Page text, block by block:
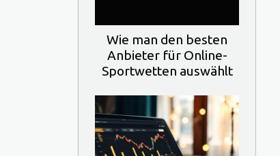
Wie man den besten
Anbieter für Online-
Sportwetten auswählt